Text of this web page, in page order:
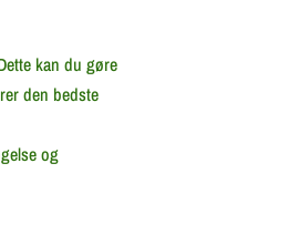
kan du gøre
den bedste
og